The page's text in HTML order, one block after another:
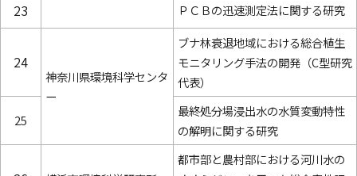
23 ＰＣＢの迅速測定法に関する研究
24
神奈川県環境科学センタ
ー
ブナ林衰退地域における総合植生
モニタリング手法の開発（C型研究
代表）
25
最終処分場浸出水の水質変動特性
の解明に関する研究
都市部と農村部における河川水の